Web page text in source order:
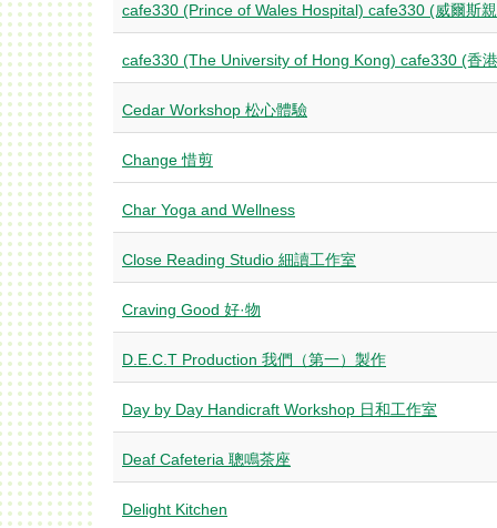
cafe330 (Prince of Wales Hospital) cafe330 (威爾斯
cafe330 (The University of Hong Kong) cafe330 (香
Cedar Workshop 松心體驗
Change 惜剪
Char Yoga and Wellness
Close Reading Studio 細讀工作室
Craving Good 好·物
D.E.C.T Production 我們（第一）製作
Day by Day Handicraft Workshop 日和工作室
Deaf Cafeteria 聰鳴茶座
Delight Kitchen